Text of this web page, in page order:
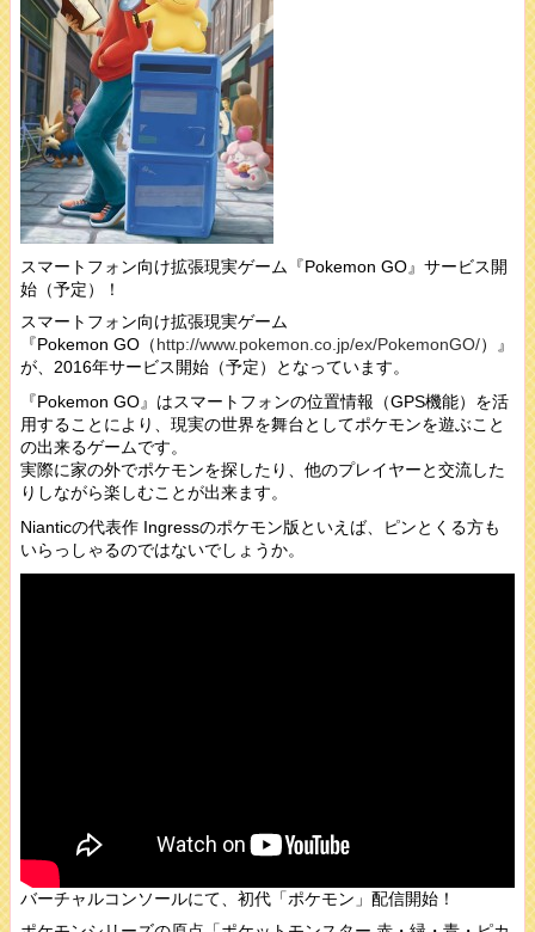
スマートフォン向け拡張現実ゲーム『Pokemon GO』サービス開
始（予定）！
スマートフォン向け拡張現実ゲーム
『Pokemon GO （http://www.pokemon.co.jp/ex/PokemonGO/）』
が、2016年サービス開始（予定）となっています。
『Pokemon GO』はスマートフォンの位置情報（GPS機能）を活
用することにより、現実の世界を舞台としてポケモンを遊ぶこと
の出来るゲームです。
実際に家の外でポケモンを探したり、他のプレイヤーと交流した
りしながら楽しむことが出来ます。
Nianticの代表作 Ingressのポケモン版といえば、ピンとくる方も
いらっしゃるのではないでしょうか。
バーチャルコンソールにて、初代「ポケモン」配信開始！